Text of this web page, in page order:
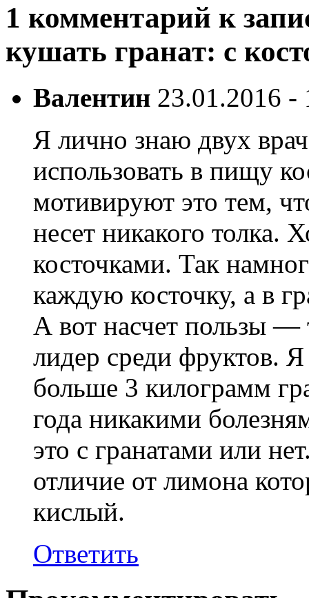
1 комментарий к
кушать гранат: с
Валентин 23.01.2016 -
Я лично знаю двух
использовать в пищу
мотивируют это тем,
несет никакого толка.
косточками. Так
каждую косточку, а в
А вот насчет пользы —
лидер среди фруктов. Я
больше 3 килограмм
года никакими
это с гранатами или
отличие от лимона
кислый.
Ответить